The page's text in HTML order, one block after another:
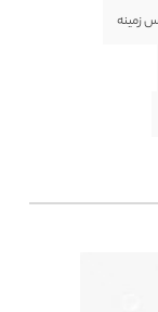
زمینه